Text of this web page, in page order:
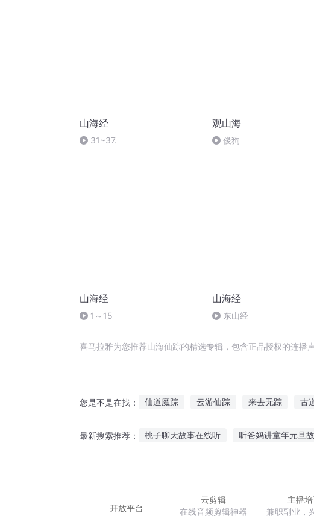
山海经
31~37.
观山海
俊狗
山海经
1～15
山海经
东山经
喜马拉雅为您推荐山海仙踪的精选专辑，包含正品授权的连播
您是不是在找： 仙道魔踪 云游仙踪 来去无踪 古
最新搜索推荐： 桃子聊天故事在线听 听爸妈讲童年元旦
开放平台
云剪辑
在线音频剪辑神器
主播培
兼职副业，